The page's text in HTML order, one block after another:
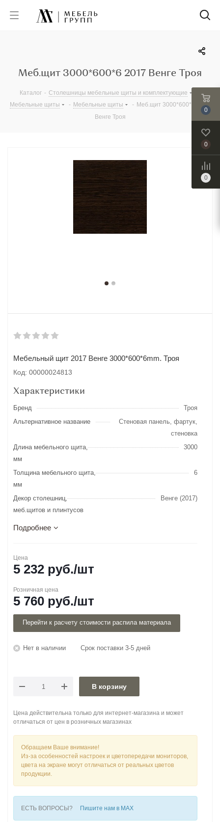
Меб.щит 3000*600*6 2017 Венге Троя
Каталог - Столешницы мебельные щиты и комплектующие
Мебельные щиты
- Мебельные щиты - Меб.щит 3000*600*6 2017
Венге Троя
Мебельный щит 2017 Венге 3000*600*6mm. Троя
Код: 00000024813
Характеристики
Бренд
Троя
Альтернативное название
Стеновая панель, фартук,
стеновка
Длина мебельного щита,
мм
3000
Толщина мебельного щита,
мм
6
Декор столешниц,
меб.щитов и плинтусов
Венге (2017)
Подробнее
Цена
5 232 руб./шт
Розничная цена
5 760 руб./шт
Перейти к расчету стоимости распила материала
Нет в наличии Срок поставки 3-5 дней
В корзину
Цена действительна только для интернет-магазина и может
отличаться от цен в розничных магазинах
Обращаем Ваше внимание!
Из-за особенностей настроек и цветопередачи мониторов,
цвета на экране могут отличаться от реальных цветов
продукции.
ЕСТЬ ВОПРОСЫ? Пишите нам в MAX
0
0
0